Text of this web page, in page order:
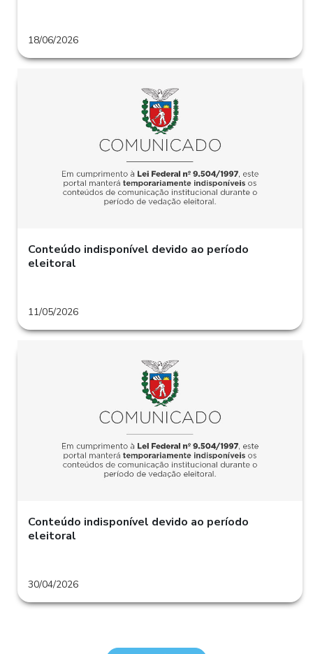
18/06/2026
Conteúdo indisponível devido ao período
eleitoral
11/05/2026
Conteúdo indisponível devido ao período
eleitoral
30/04/2026